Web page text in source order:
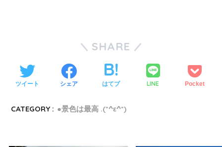
SHARE
ツイート シェア はてブ LINE Pocket
CATEGORY : ●景色は最高 .(*^ε^*)